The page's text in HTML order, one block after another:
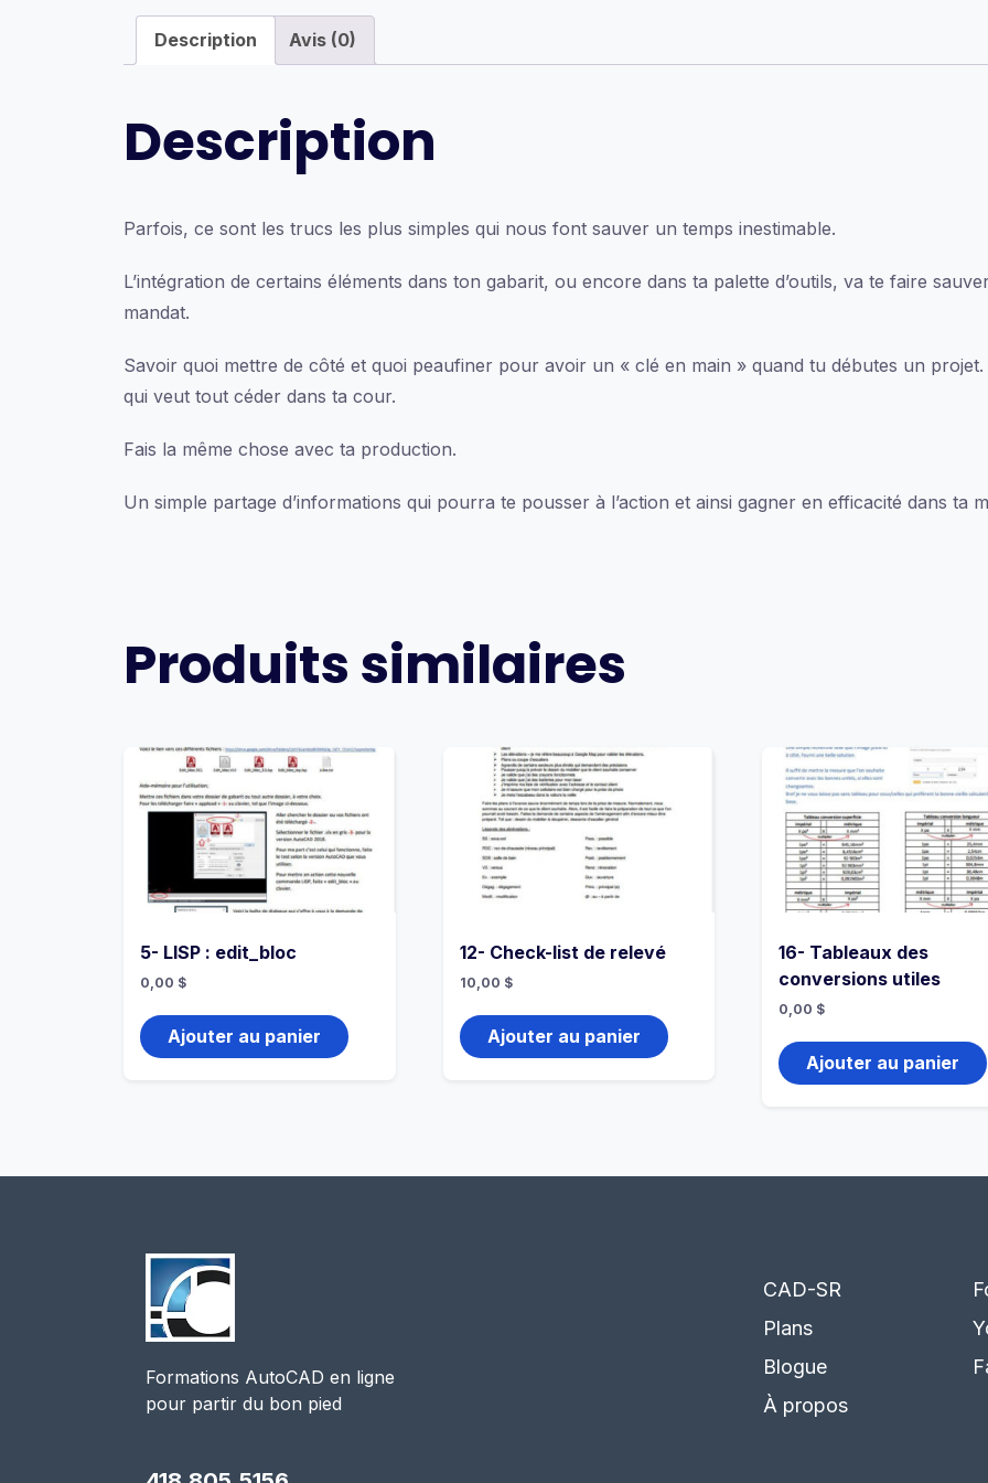
Description Avis (0)
Description
Parfois, ce sont les trucs les plus simples qui nous font sauver un temps inestimable.
L’intégration de certains éléments dans ton gabarit, ou encore dans ta palette d’outils, va te faire
mandat.
Savoir quoi mettre de côté et quoi peaufiner pour avoir un « clé en main » quand tu débutes un projet.
qui veut tout céder dans ta cour.
Fais la même chose avec ta production.
Un simple partage d’informations qui pourra te pousser à l’action et ainsi gagner en efficacité dans ta
Produits similaires
5- LISP : edit_bloc
0,00 $
Ajouter au panier
12- Check-list de relevé
10,00 $
Ajouter au panier
16- Tableaux des
conversions utiles
0,00 $
Ajouter au panier
Formations AutoCAD en ligne
pour partir du bon pied
CAD-SR
Plans
Blogue
À propos